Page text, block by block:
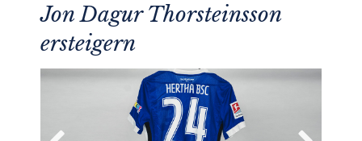
Jon Dagur Thorsteinsson
ersteigern